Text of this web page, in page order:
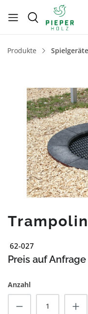
Produkte
Bildergalerie
Trampolin
62-027
Preis auf Anfrage
Anzahl
Produkt